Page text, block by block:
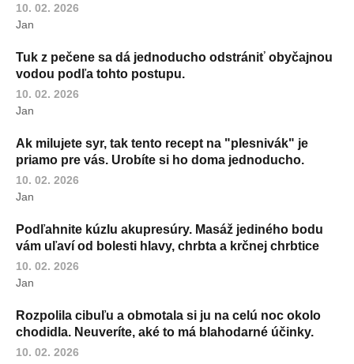
10. 02. 2026
Jan
Tuk z pečene sa dá jednoducho odstrániť obyčajnou
vodou podľa tohto postupu.
10. 02. 2026
Jan
Ak milujete syr, tak tento recept na "plesnivák" je
priamo pre vás. Urobíte si ho doma jednoducho.
10. 02. 2026
Jan
Podľahnite kúzlu akupresúry. Masáž jediného bodu
vám uľaví od bolesti hlavy, chrbta a krčnej chrbtice
10. 02. 2026
Jan
Rozpolila cibuľu a obmotala si ju na celú noc okolo
chodidla. Neuveríte, aké to má blahodarné účinky.
10. 02. 2026